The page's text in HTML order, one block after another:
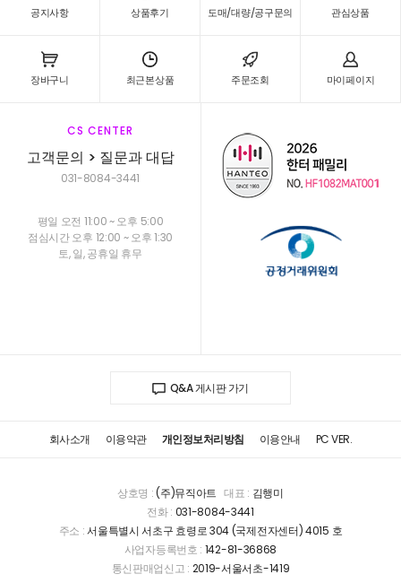
공지사항 상품후기 도매/대량/공구문의 관심상품
장바구니 최근본상품 주문조회 마이페이지
CS CENTER
고객문의 > 질문과 대답
031-8084-3441
평일 오전 11:00 ~ 오후 5:00
점심시간 오후 12:00 ~ 오후 1:30
토, 일, 공휴일 휴무
Q&A 게시판 가기
회사소개 이용약관 개인정보처리방침 이용안내 PC VER.
상호명 :(주)뮤직아트 대표 : 김행미
전화 : 031-8084-3441
주소 :서울특별시 서초구 효령로 304 (국제전자센터) 4015 호
사업자등록번호 : 142-81-36868
통신판매업신고 : 2019-서울서초-1419